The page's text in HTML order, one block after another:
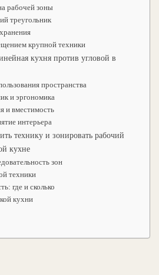
рабочей зоны
треугольник
крупной техники
кухня против угловой в
пространства
и эргономика
и вместимость
интерьера
технику и зонировать рабочий
кухне
зон
техники
где и сколько
кухни